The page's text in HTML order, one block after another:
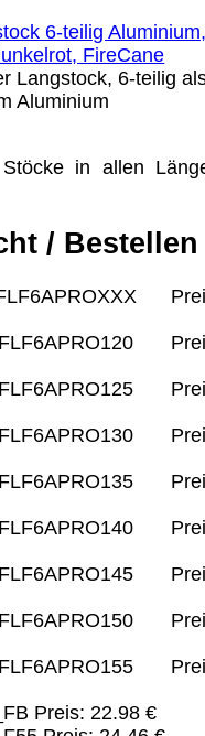
Langstock, 6-teilig
Aluminium
in allen
/ Bestellen
Preis: 22.98 €